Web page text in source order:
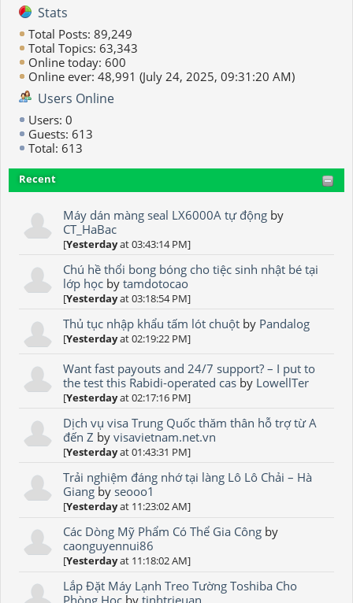
Stats
Total Posts: 89,249
Total Topics: 63,343
Online today: 600
Online ever: 48,991 (July 24, 2025, 09:31:20 AM)
Users Online
Users: 0
Guests: 613
Total: 613
Recent
Máy dán màng seal LX6000A tự động by
CT_HaBac
[Yesterdayat 03:43:14 PM]
Chú hề thổi bong bóng cho tiệc sinh nhật bé tại
lớp học bytamdotocao
[Yesterdayat 03:18:54 PM]
Thủ tục nhập khẩu tấm lót chuột by Pandalog
[Yesterdayat 02:19:22 PM]
Want fast payouts and 24/7 support? – I put to
the test this Rabidi-operated cas by LowellTer
[Yesterdayat 02:17:16 PM]
Dịch vụ visa Trung Quốc thăm thân hỗ trợ từ A
đến Z byvisavietnam.net.vn
[Yesterdayat 01:43:31 PM]
Trải nghiệm đáng nhớ tại làng Lô Lô Chải – Hà
Giang byseooo1
[Yesterdayat 11:23:02 AM]
Các Dòng Mỹ Phẩm Có Thể Gia Công by
caonguyennui86
[Yesterdayat 11:18:02 AM]
Lắp Đặt Máy Lạnh Treo Tường Toshiba Cho